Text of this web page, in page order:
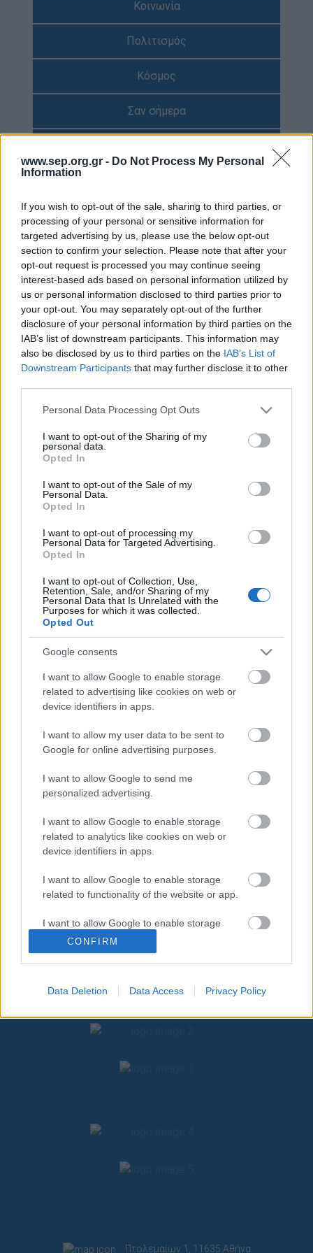
www.sep.org.gr - Do Not Process My Personal
Information
If you wish to opt-out of the sale, sharing to third parties, or
processing of your personal or sensitive information for
targeted advertising by us, please use the below opt-out
section to confirm your selection. Please note that after your
opt-out request is processed you may continue seeing
interest-based ads based on personal information utilized by
us or personal information disclosed to third parties prior to
your opt-out. You may separately opt-out of the further
disclosure of your personal information by third parties on the
IAB’s list of downstream participants. This information may
also be disclosed by us to third parties on the IAB’s List of
Downstream Participants that may further disclose it to other
Please note that this website/app uses one or more Google
not limited to your visit or usage behaviour. You may click to
grant or deny consent to Google and its third-party tags to
use your data for below specified purposes in below Google
consent section.
Personal Data Processing Opt Outs
I want to opt-out of the Sharing of my
personal data.
Opted In
I want to opt-out of the Sale of my
Personal Data.
Opted In
I want to opt-out of processing my
Personal Data for Targeted Advertising.
Opted In
I want to opt-out of Collection, Use,
Retention, Sale, and/or Sharing of my
Personal Data that Is Unrelated with the
Purposes for which it was collected.
Opted Out
Google consents
I want to allow Google to enable storage
related to advertising like cookies on web or
device identifiers in apps.
I want to allow my user data to be sent to
Google for online advertising purposes.
I want to allow Google to send me
personalized advertising.
I want to allow Google to enable storage
related to analytics like cookies on web or
device identifiers in apps.
I want to allow Google to enable storage
related to functionality of the website or app.
I want to allow Google to enable storage
related to personalization.
I want to allow Google to enable storage
functionality and fraud prevention, and other
CONFIRM
Data Deletion Data Access Privacy Policy
Η Προσκοπική Μέθοδος
Προσκοπικό Πρόγραμμα
Earth Tribe
#HeForShe
Πώς να συμμετέχετε
Νέα & Blog
Blog
Ευκαιρίες Καριέρας
Φωτογραφικό Υλικό
Κοινωνία
Πολιτισμός
Κόσμος
Σαν σήμερα
Περιβάλλον
Έρευνες
Διαγωνισμός
Scouts4SDGs
Παράταση του
διαγωνισμού του ΙΕΚ
ΔΕΛΤΑ 360 έως τις 13
Οκτωβρίου
Αρθρογραφος:
Κατηγορίες: Διαγωνισμός
Παράταση του διαγωνισμού του ΙΕΚ ΔΕΛΤΑ 360
έως τις 13 Οκτωβρίου!
«Αν μπορείς να το ονειρευτείς, μπορείς να το
κάνεις», είχε πει κάποτε ο Γουόλτ Ντίσνεϊ.
Το Σώμα Ελλήνων Προσκόπων και συγκεκριμένα οι
Εφορείες Κλάδου Ανιχνευτών και Προσκοπικού
Δικτύου Γ.Ε. / Σ.Ε.Π. συμπράττουν με έναν από
της χώρας, το ΙΕΚ Δέλτα 360!
Πάρε μέρος τώρα στο μεγάλο διαγωνισμό του ΙΕΚ
ΔΕΛΤΑ 360 και μπορεί να είσαι ένας από τους 3
τυχερούς που θα κερδίσουν μια ετήσια υποτροφία
σπουδών!
contest
  και διεκδίκησε σπουδές σε μια από τις 95
ειδικότητες που διαθέτει η σχολή!
Πτολεμαίων 1, 11635 Αθήνα